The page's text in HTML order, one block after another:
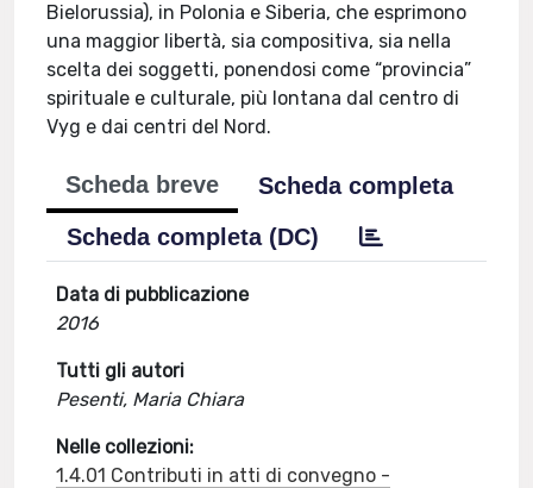
Bielorussia), in Polonia e Siberia, che esprimono
una maggior libertà, sia compositiva, sia nella
scelta dei soggetti, ponendosi come “provincia”
spirituale e culturale, più lontana dal centro di
Vyg e dai centri del Nord.
Scheda breve
Scheda completa
Scheda completa (DC)
Data di pubblicazione
2016
Tutti gli autori
Pesenti, Maria Chiara
Nelle collezioni:
1.4.01 Contributi in atti di convegno -